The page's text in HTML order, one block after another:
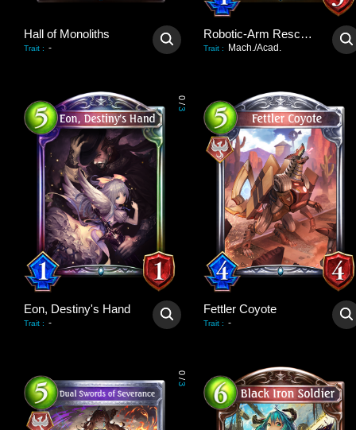
Hall of Monoliths
Trait : -
Robotic-Arm Rescuer
Trait : Mach./Acad.
0
/
3
Eon, Destiny's Hand
Trait : -
Fettler Coyote
Trait : -
0
/
3